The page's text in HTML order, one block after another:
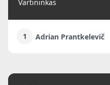
Vartininkas
1 Adrian Prantkelevič